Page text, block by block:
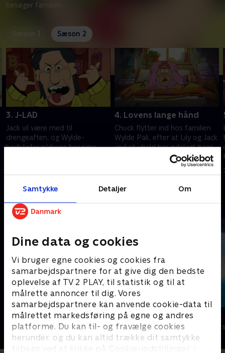
Samtykke Detaljer Om
Dine data og cookies
Vi bruger egne cookies og cookies fra
samarbejdspartnere for at give dig den bedste
oplevelse af TV 2 PLAY, til statistik og til at
målrette annoncer til dig. Vores
samarbejdspartnere kan anvende cookie-data til
målrettet markedsføring på egne og andres
platforme. Du kan til- og fravælge cookies
herunder, og du kan altid trække dit samtykke
tilbage ved at klikke på ’Cookie-indstillinger’ i
besøger familien.
Sæson 1 Sæson 2
3. J-LAD
Jack vil være med til
drengeaften, og Wylde-
bedsteforældrene besøger
4. Lovens lange hånd
Chuck flytter ind hos familien
Wylde Pak, efter at Lily og Jack
ved et uheld har ødelagt hans
Andre så også
StoryZoo
Børneserier • 2 sæsoner
Vicke Viking
Børneserier • 1